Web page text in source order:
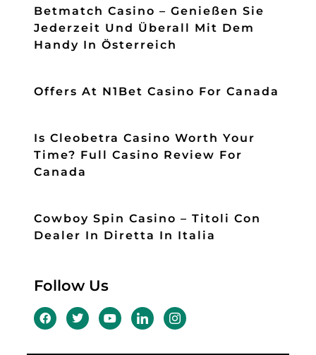
Betmatch Casino – Genießen Sie
Jederzeit Und Überall Mit Dem
Handy In Österreich
Offers At N1Bet Casino For Canada
Is Cleobetra Casino Worth Your
Time? Full Casino Review For
Canada
Cowboy Spin Casino – Titoli Con
Dealer In Diretta In Italia
Follow Us